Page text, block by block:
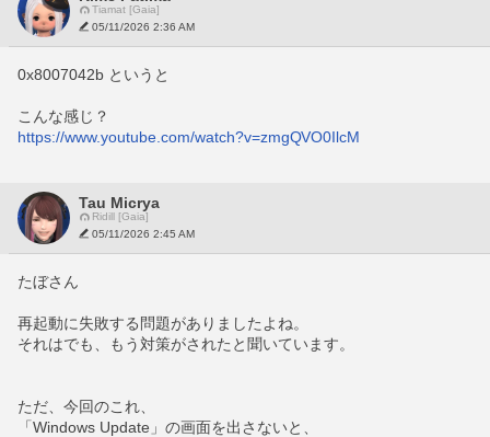
Tiamat [Gaia]
05/11/2026 2:36 AM
0x8007042b というと
こんな感じ？
https://www.youtube.com/watch?v=zmgQVO0IlcM
Tau Micrya
Ridill [Gaia]
05/11/2026 2:45 AM
たぼさん
再起動に失敗する問題がありましたよね。
それはでも、もう対策がされたと聞いています。
ただ、今回のこれ、
「Windows Update」の画面を出さないと、